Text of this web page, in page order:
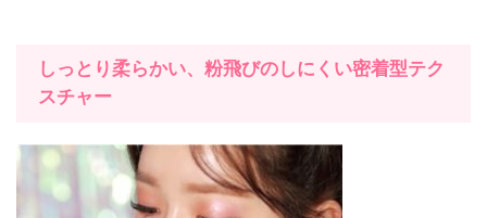
しっとり柔らかい、粉飛びのしにくい密着型テク
スチャー